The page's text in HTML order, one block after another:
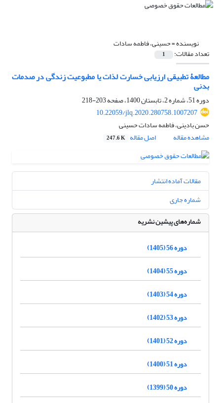
نویسنده =حسینی، فاطمه سادات
تعداد مقالات: 1
مطالعۀ تطبیقی ارزیابی خسارت لذات یا مطبوعیت زندگی در صدمات
بدنی
دوره 51، شماره 2، تابستان 1400، صفحه
203-218
10.22059/jlq.2020.280758.1007207
حسن بادینی، فاطمه سادات حسینی
مشاهده مقاله
اصل مقاله 247.6 K
مقالات آماده انتشار
شماره جاری
شماره‌های پیشین نشریه
دوره 56 (1405)
دوره 55 (1404)
دوره 54 (1403)
دوره 53 (1402)
دوره 52 (1401)
دوره 51 (1400)
دوره 50 (1399)